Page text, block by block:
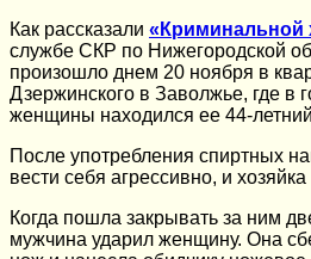
Как рассказали «Криминальной
службе СКР по Нижегородской
произошло днем 20 ноября в
Дзержинского в Заволжье, где в
женщины находился ее 44-
После употребления спиртных
вести себя агрессивно, и
Когда пошла закрывать за ним
мужчина ударил женщину. Она